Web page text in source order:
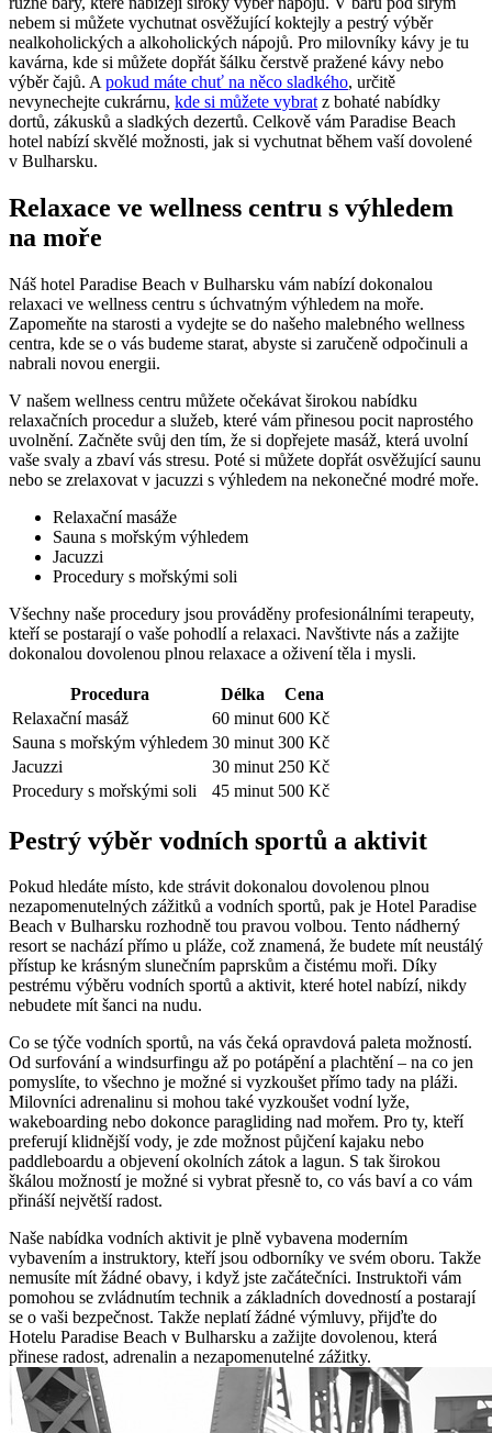
nebem si můžete vychutnat osvěžující koktejly a pestrý výběr
nealkoholických a alkoholických nápojů. Pro milovníky kávy je tu
kavárna, kde si můžete dopřát šálku čerstvě pražené kávy nebo
výběr čajů. A pokud máte chuť na něco sladkého, určitě
nevynechejte cukrárnu, kde si můžete vybrat z bohaté nabídky
dortů, zákusků a sladkých dezertů. Celkově vám Paradise Beach
hotel nabízí skvělé možnosti, jak si vychutnat během vaší dovolené
v Bulharsku.
Relaxace ve wellness centru s výhledem
na moře
Náš hotel Paradise Beach v Bulharsku vám nabízí dokonalou
relaxaci ve wellness centru s úchvatným výhledem na moře.
Zapomeňte na starosti a vydejte se do našeho malebného wellness
centra, kde se o vás budeme starat, abyste si zaručeně odpočinuli a
nabrali novou energii.
V našem wellness centru můžete očekávat širokou nabídku
relaxačních procedur a služeb, které vám přinesou pocit naprostého
uvolnění. Začněte svůj den tím, že si dopřejete masáž, která uvolní
vaše svaly a zbaví vás stresu. Poté si můžete dopřát osvěžující saunu
nebo se zrelaxovat v jacuzzi s výhledem na nekonečné modré moře.
Relaxační masáže
Sauna s mořským výhledem
Jacuzzi
Procedury s mořskými soli
Všechny naše procedury jsou prováděny profesionálními terapeuty,
kteří se postarají o vaše pohodlí a relaxaci. Navštivte nás a zažijte
dokonalou dovolenou plnou relaxace a oživení těla i mysli.
Procedura Délka
Cena
Relaxační masáž
60 minut 600 Kč
Sauna s mořským výhledem 30 minut 300 Kč
Jacuzzi
30 minut 250 Kč
Procedury s mořskými soli
45 minut 500 Kč
Pestrý výběr vodních sportů a aktivit
Pokud hledáte místo, kde strávit dokonalou dovolenou plnou
nezapomenutelných zážitků a vodních sportů, pak je Hotel Paradise
Beach v Bulharsku rozhodně tou pravou volbou. Tento nádherný
resort se nachází přímo u pláže, což znamená, že budete mít neustálý
přístup ke krásným slunečním paprskům a čistému moři. Díky
pestrému výběru vodních sportů a aktivit, které hotel nabízí, nikdy
nebudete mít šanci na nudu.
Co se týče vodních sportů, na vás čeká opravdová paleta možností.
Od surfování a windsurfingu až po potápění a plachtění – na co jen
pomyslíte, to všechno je možné si vyzkoušet přímo tady na pláži.
Milovníci adrenalinu si mohou také vyzkoušet vodní lyže,
wakeboarding nebo dokonce paragliding nad mořem. Pro ty, kteří
preferují klidnější vody, je zde možnost půjčení kajaku nebo
paddleboardu a objevení okolních zátok a lagun. S tak širokou
škálou možností je možné si vybrat přesně to, co vás baví a co vám
přináší největší radost.
Naše nabídka vodních aktivit je plně vybavena moderním
vybavením a instruktory, kteří jsou odborníky ve svém oboru. Takže
nemusíte mít žádné obavy, i když jste začátečníci. Instruktoři vám
pomohou se zvládnutím technik a základních dovedností a postarají
se o vaši bezpečnost. Takže neplatí žádné výmluvy, přijďte do
Hotelu Paradise Beach v Bulharsku a zažijte dovolenou, která
přinese radost, adrenalin a nezapomenutelné zážitky.